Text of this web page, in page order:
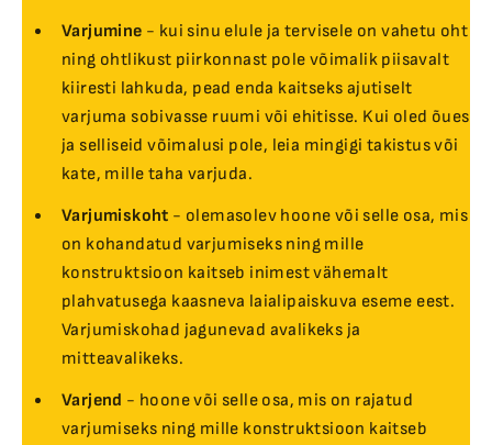
Varjumine - kui sinu elule ja tervisele on vahetu oht
ning ohtlikust piirkonnast pole võimalik piisavalt
kiiresti lahkuda, pead enda kaitseks ajutiselt
varjuma sobivasse ruumi või ehitisse. Kui oled õues
ja selliseid võimalusi pole, leia mingigi takistus või
kate, mille taha varjuda.
Varjumiskoht - olemasolev hoone või selle osa, mis
on kohandatud varjumiseks ning mille
konstruktsioon kaitseb inimest vähemalt
plahvatusega kaasneva laialipaiskuva eseme eest.
Varjumiskohad jagunevad avalikeks ja
mitteavalikeks.
Varjend - hoone või selle osa, mis on rajatud
varjumiseks ning mille konstruktsioon kaitseb